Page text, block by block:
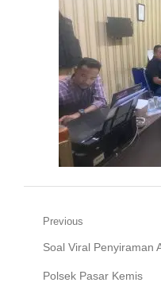
Navigasi
pos
Previous
Previous
post:
Soal Viral Penyiraman
Polsek Pasar Kemis